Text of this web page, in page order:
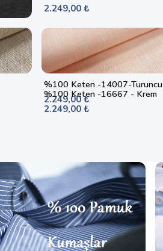
2.249,00 ₺
%100 Keten -14007-Turuncu
2.249,00 ₺
%100 Keten -16667 - Krem
2.249,00 ₺